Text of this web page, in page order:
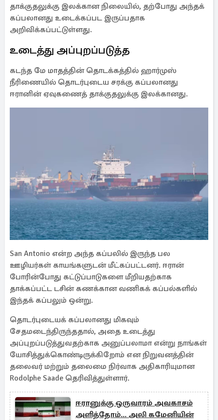
தாக்குதலுக்கு இலக்கான நிலையில், தற்போது அந்தக்
கப்பலானது உடைக்கப்பட இருப்பதாக
அறிவிக்கப்பட்டுள்ளது.
உடைத்து அப்புறப்படுத்த
கடந்த மே மாதத்தின் தொடக்கத்தில் ஹார்முஸ்
நீரிணையில் தொடர்புடைய சரக்கு கப்பலானது
ஈரானின் ஏவுகணைத் தாக்குதலுக்கு இலக்கானது.
San Antonio என்ற அந்த கப்பலில் இருந்த பல
ஊழியர்கள் காயங்களுடன் மீட்கப்பட்டனர். ஈரான்
போரின்போது கட்டுப்பாடுகளை மீறியதற்காக
தாக்கப்பட்ட டசின் கணக்கான வணிகக் கப்பல்களில்
இந்தக் கப்பலும் ஒன்று.
தொடர்புடையக் கப்பலானது மிகவும்
சேதமடைந்திருந்ததால், அதை உடைத்து
அப்புறப்படுத்துவதற்காக அனுப்பலாமா என்று நாங்கள்
யோசித்துக்கொண்டிருக்கிறோம் என நிறுவனத்தின்
தலைவர் மற்றும் தலைமை நிர்வாக அதிகாரியுமான
Rodolphe Saade தெரிவித்துள்ளார்.
ஈரானுக்கு ஒருவாரம் அவகாசம்
அளித்தோம்... அலி கமேனியின்